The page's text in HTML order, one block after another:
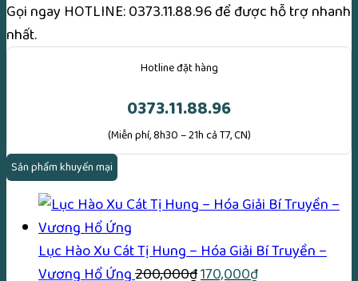
Gọi ngay HOTLINE: 0373.11.88.96để được hỗ trợ nhanh
nhất.
Hotline đặt hàng
0373.11.88.96
(Miễn phí, 8h30 – 21h cả T7, CN)
Sản phẩm khuyến mại
Lục Hào Xu Cát Tị Hung – Hóa Giải Bí Truyền –
Vương Hổ Ứng200,000₫Giá
170,000₫Giá